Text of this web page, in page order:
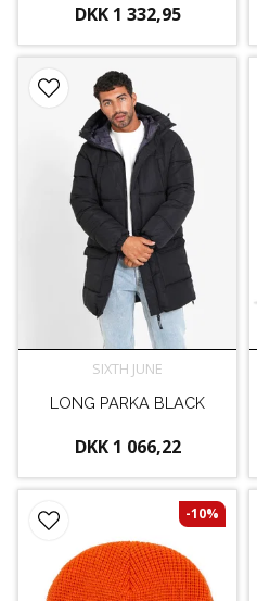
DKK 1 332,95
SIXTH JUNE
LONG PARKA BLACK
DKK 1 066,22
-10%